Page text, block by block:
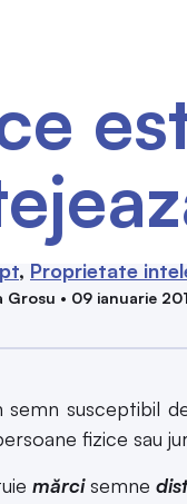
Proprietate
Grosu • 09 ianuarie
semn susceptibil
fizice sau
mărci semne